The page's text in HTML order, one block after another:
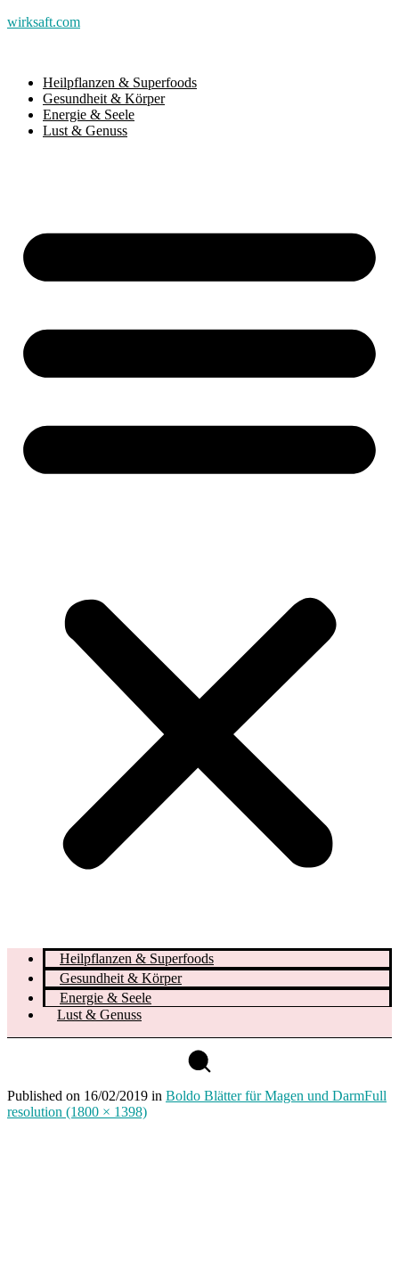
wirksaft.com
Heilpflanzen & Superfoods
Gesundheit & Körper
Energie & Seele
Lust & Genuss
Heilpflanzen & Superfoods
Gesundheit & Körper
Energie & Seele
Lust & Genuss
Published on 16/02/2019 in Boldo Blätter für Magen und DarmFull
resolution (1800 × 1398)